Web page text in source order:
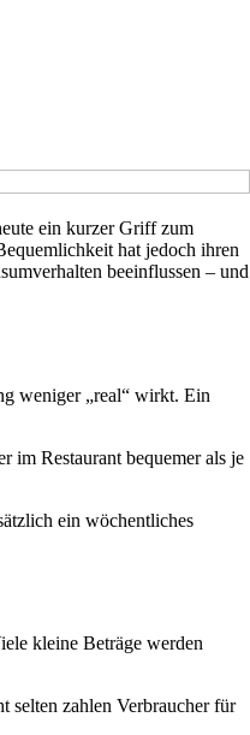
ein kurzer Griff zum
hat jedoch ihren
beeinflussen – und
weniger „real“ wirkt. Ein
im Restaurant bequemer als je
ein wöchentliches
kleine Beträge werden
selten zahlen Verbraucher für